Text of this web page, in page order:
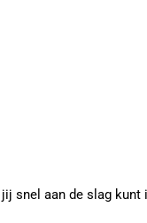
snel aan de slag